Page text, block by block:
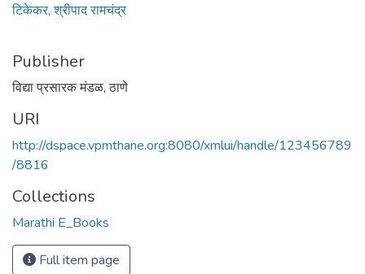
टिकेकर, श्रीपाद रामचंद्र
Publisher
विद्या प्रसारक मंडळ, ठाणे
URI
http://dspace.vpmthane.org:8080/xmlui/handle/123456789
/8816
Collections
Marathi E_Books
Full item page